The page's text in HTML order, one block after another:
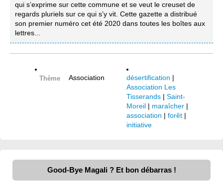
qui s’exprime sur cette commune et se veut le creuset de
regards pluriels sur ce qui s’y vit. Cette gazette a distribué
son premier numéro cet été 2020 dans toutes les boîtes aux
lettres...
Thème Association désertification |
Association Les
Tisserands | Saint-
Moreil | maraîcher |
association | forêt |
initiative
Good-Bye Magali ? Et bon débarras !